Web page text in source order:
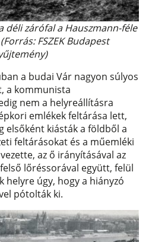
déli zárófal a Hauszmann-féle
FSZEK Budapest
a budai Vár nagyon súlyos
a kommunista
nem a helyreállításra
emlékek feltárása lett,
elsőként kiásták a földből a
feltárásokat és a műemléki
az ő irányításával az
lőréssorával együtt, felül
úgy, hogy a hiányzó
pótolták ki.